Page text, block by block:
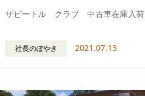
ザビートル クラブ 中古車在庫入荷
社長のぼやき 2021.07.13